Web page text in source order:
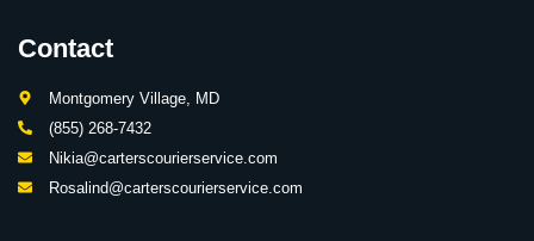
Contact
Montgomery Village, MD
(855) 268-7432
Nikia@carterscourierservice.com
Rosalind@carterscourierservice.com